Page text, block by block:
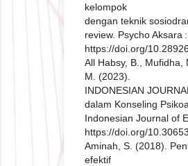
kelompok
dengan teknik
review. Psycho Aksara
https://doi.org/
All Habsy, B., Mufidha,
M. (2023).
INDONESIAN
dalam Konseling
Indonesian Journal of
https://doi.org/
Aminah, S. (2018).
efektif